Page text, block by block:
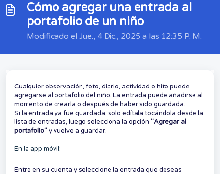
Cómo agregar una entrada al
portafolio de un niño
Modificado el Jue., 4 Dic., 2025 a las 12:35 P. M.
Cualquier observación, foto, diario, actividad o hito puede
agregarse al portafolio del niño. La entrada puede añadirse al
momento de crearla o después de haber sido guardada.
Si la entrada ya fue guardada, solo edítala tocándola desde la
lista de entradas, luego selecciona la opción "Agregar al
portafolio"y vuelve a guardar.
En la app móvil:
Entre en su cuenta y seleccione la entrada que deseas